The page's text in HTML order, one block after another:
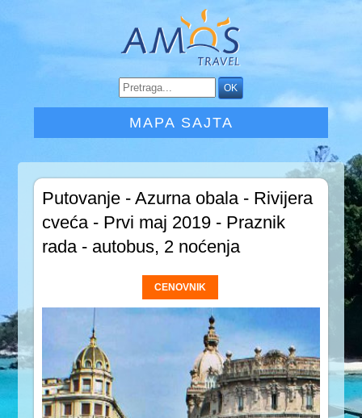
MAPA SAJTA
Putovanje - Azurna obala - Rivijera
cveća - Prvi maj 2019 - Praznik
rada - autobus, 2 noćenja
CENOVNIK